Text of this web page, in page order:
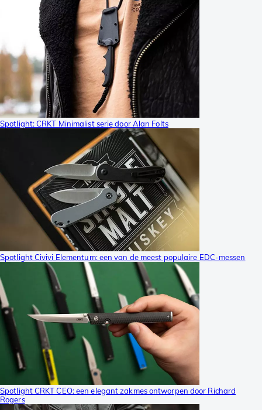
Spotlight: CRKT Minimalist serie door Alan Folts
Spotlight Civivi Elementum: een van de meest populaire EDC-messen
Spotlight CRKT CEO: een elegant zakmes ontworpen door Richard
Rogers